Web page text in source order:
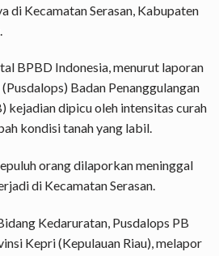
di Kecamatan Serasan, Kabupaten
BPBD Indonesia, menurut laporan
Badan Penanggulangan
kejadian dipicu oleh intensitas curah
kondisi tanah yang labil.
orang dilaporkan meninggal
di Kecamatan Serasan.
Kedaruratan, Pusdalops PB
Kepri (Kepulauan Riau), melapor